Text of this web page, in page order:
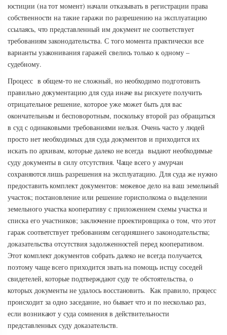
юстиции (на тот момент) начали отказывать в регистрации права
собственности на такие гаражи по разрешению на эксплуатацию
ссылаясь, что представленный им документ не соответствует
требованиям законодательства. С того момента практически все
варианты узаконивания гаражей свелись только к одному –
судебному.
Процесс в общем-то не сложный, но необходимо подготовить
правильно документацию для суда иначе вы рискуете получить
отрицательное решение, которое уже может быть для вас
окончательным и бесповоротным, поскольку второй раз обращаться
в суд с одинаковыми требованиями нельзя. Очень часто у людей
просто нет необходимых для суда документов и приходится их
искать по архивам, которые далеко не всегда выдают необходимые
суду документы в силу отсутствия. Чаще всего у амурчан
сохраняются лишь разрешения на эксплуатацию. Для суда же нужно
предоставить комплект документов: межевое дело на ваш земельный
участок; постановление или решение горисполкома о выделении
земельного участка кооперативу с приложением схемы участка и
списка его участников; заключение проектировщика о том, что этот
гараж соответствует требованиям сегодняшнего законодательства;
доказательства отсутствия задолженностей перед кооперативом.
Этот комплект документов собрать далеко не всегда получается,
поэтому чаще всего приходится звать на помощь истцу соседей
свидетелей, которые подтверждают суду те обстоятельства, о
которых документы не удалось восстановить. Как правило, процесс
происходит за одно заседание, но бывает что и по несколько раз,
если возникают у суда сомнения в действительности
представленных суду доказательств.